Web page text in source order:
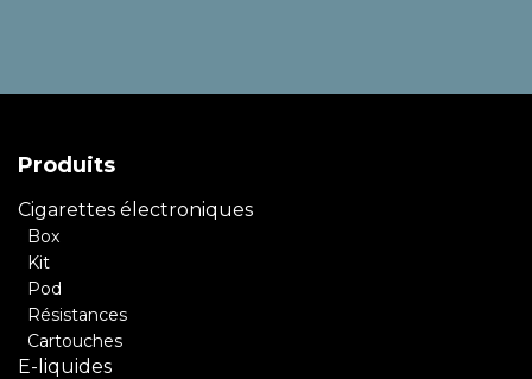
Produits
Cigarettes électroniques
Box
Kit
Pod
Résistances
Cartouches
E-liquides